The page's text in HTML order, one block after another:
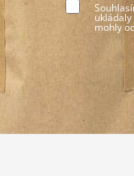
mohly